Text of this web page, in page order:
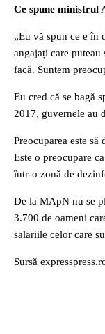
Ce spune ministrul
„Eu vă spun ce e în
angajați care puteau
facă. Suntem
Eu cred că se bagă
2017, guvernele au
Preocuparea este
Este o preocupare
într-o zonă de
De la MApN nu se
3.700 de oameni
salariile celor care
Sursă